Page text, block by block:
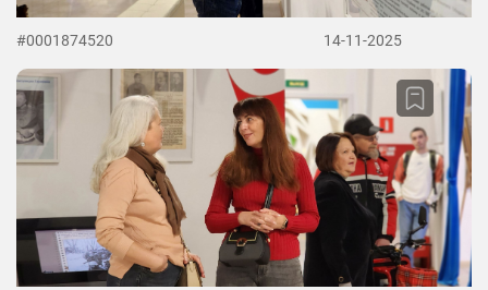
#0001874520 14-11-2025